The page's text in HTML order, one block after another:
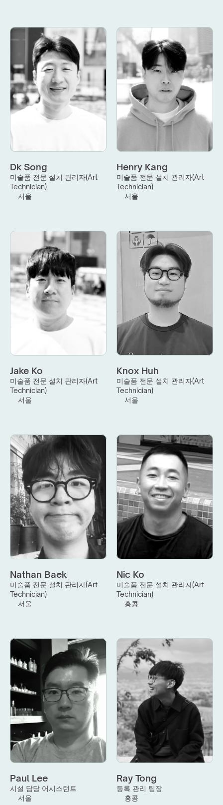
Dk Song
미술품 전문 설치 관리자(Art
Technician)
서울
Henry Kang
미술품 전문 설치 관리자(Art
Technician)
서울
Jake Ko
미술품 전문 설치 관리자(Art
Technician)
서울
Knox Huh
미술품 전문 설치 관리자(Art
Technician)
서울
Nathan Baek
미술품 전문 설치 관리자(Art
Technician)
서울
Nic Ko
미술품 전문 설치 관리자(Art
Technician)
홍콩
Paul Lee
시설 담당 어시스턴트
서울
Ray Tong
등록 관리 팀장
홍콩